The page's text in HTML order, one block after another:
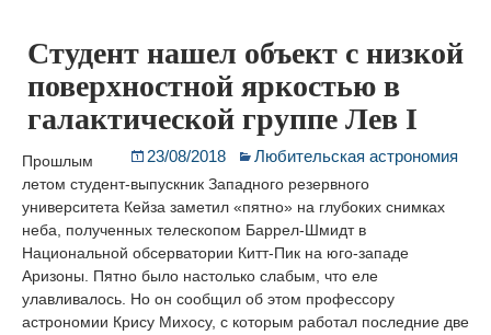
Студент нашел объект с низкой
поверхностной яркостью в
галактической группе Лев I
23/08/2018 Любительская астрономия
Прошлым
летом студент-выпускник Западного резервного
университета Кейза заметил «пятно» на глубоких снимках
неба, полученных телескопом Баррел-Шмидт в
Национальной обсерватории Китт-Пик на юго-западе
Аризоны. Пятно было настолько слабым, что еле
улавливалось. Но он сообщил об этом профессору
астрономии Крису Михосу, с которым работал последние две